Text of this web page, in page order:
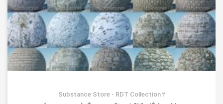
Substance Store - RDT Collection 2